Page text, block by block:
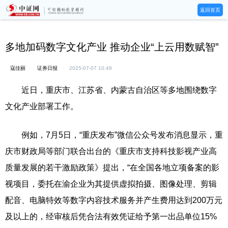
返回首页
多地加码数字文化产业 推动企业“上云用数赋智”
寇佳丽 证券日报 2025-07-07 10:49
近日，重庆市、江苏省、内蒙古自治区等多地围绕数字
文化产业部署工作。
例如，7月5日，“重庆发布”微信公众号发布消息显示，重
庆市财政局等部门联合出台的《重庆市支持科技影视产业高
质量发展的若干激励政策》提出，“在全国各地立项备案的影
视项目，委托在渝企业为其提供虚拟拍摄、图像处理、剪辑
配音、电脑特效等数字内容技术服务并产生费用达到200万元
及以上的，经审核后凭合法有效凭证给予第一出品单位15%